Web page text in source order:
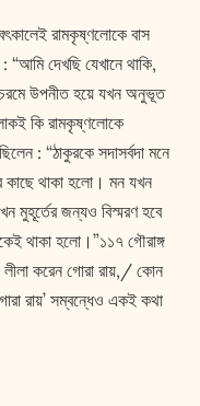
রামকৃষ্ণলোকে বাস
দেখছি যেখানে থাকি,
উপনীত হয়ে যখন অনুভূত
কি রামকৃষ্ণলোকে
: “ঠাকুরকে সদাসর্বদা মনে
কাছে থাকা হলো। মন যখন
মুহূর্তের জন্যও বিস্মরণ হবে
থাকা হলো।”১১৭ গৌরাঙ্গ
করেন গোরা রায়,/ কোন
রায়’ সম্বন্ধেও একই কথা